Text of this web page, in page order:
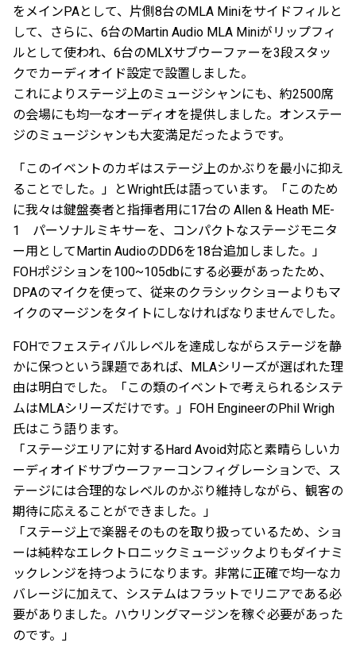
をメインPAとして、片側8台のMLA Miniをサイドフィルと
して、さらに、6台のMartin Audio MLA Miniがリップフィ
ルとして使われ、6台のMLXサブウーファーを3段スタッ
クでカーディオイド設定で設置しました。
これによりステージ上のミュージシャンにも、約2500席
の会場にも均一なオーディオを提供しました。オンステー
ジのミュージシャンも大変満足だったようです。
「このイベントのカギはステージ上のかぶりを最小に抑え
ることでした。」とWright氏は語っています。「このため
に我々は鍵盤奏者と指揮者用に17台の Allen & Heath ME-
1 パーソナルミキサーを、コンパクトなステージモニタ
ー用としてMartin AudioのDD6を18台追加しました。」
FOHポジションを100~105dbにする必要があったため、
DPAのマイクを使って、従来のクラシックショーよりもマ
イクのマージンをタイトにしなければなりませんでした。
FOHでフェスティバルレベルを達成しながらステージを静
かに保つという課題であれば、MLAシリーズが選ばれた理
由は明白でした。「この類のイベントで考えられるシステ
ムはMLAシリーズだけです。」FOH EngineerのPhil Wrigh
氏はこう語ります。
「ステージエリアに対するHard Avoid対応と素晴らしいカ
ーディオイドサブウーファーコンフィグレーションで、ス
テージには合理的なレベルのかぶり維持しながら、観客の
期待に応えることができました。」
「ステージ上で楽器そのものを取り扱っているため、ショ
ーは純粋なエレクトロニックミュージックよりもダイナミ
ックレンジを持つようになります。非常に正確で均一なカ
バレージに加えて、システムはフラットでリニアである必
要がありました。ハウリングマージンを稼ぐ必要があった
のです。」